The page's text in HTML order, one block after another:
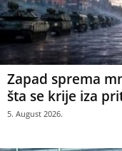
Zapad sprema
šta se krije iza
5. August 2026.